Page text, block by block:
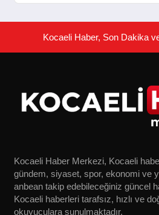
Kocaeli Haber, Son Dakika
Kocaeli Haber Merkezi, Kocaeli
gündem, siyaset, spor, ekonomi ve
anbean takip edebileceğiniz güncel
Kocaeli haberleri tarafsız, hızlı ve
okuyuculara sunulmaktadır.